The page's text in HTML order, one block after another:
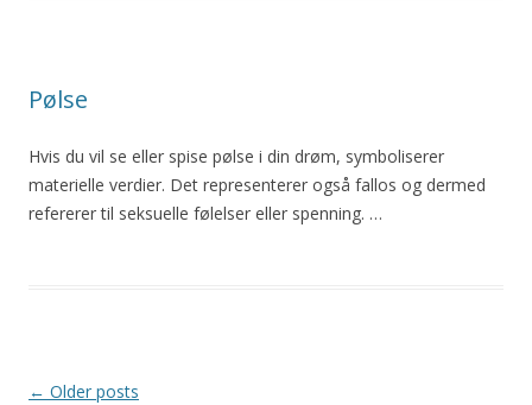
Pølse
Hvis du vil se eller spise pølse i din drøm, symboliserer
materielle verdier. Det representerer også fallos og dermed
refererer til seksuelle følelser eller spenning. …
Post
← Older posts